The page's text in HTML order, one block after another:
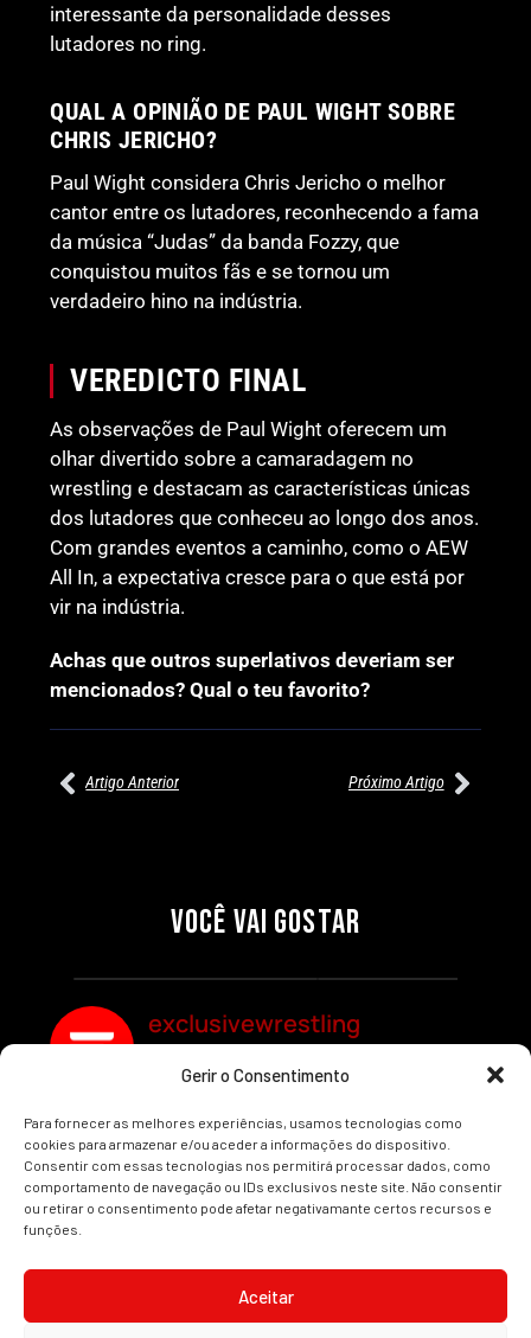
Gerir o Consentimento
Para fornecer as melhores experiências, usamos tecnologias como
cookies para armazenar e/ou aceder a informações do dispositivo.
Consentir com essas tecnologias nos permitirá processar dados, como
comportamento de navegação ou IDs exclusivos neste site. Não consentir
ou retirar o consentimento pode afetar negativamante certos recursos e
funções.
Aceitar
interessante da personalidade desses
lutadores no ring.
QUAL A OPINIÃO DE PAUL WIGHT SOBRE
CHRIS JERICHO?
Paul Wight considera Chris Jericho o melhor
cantor entre os lutadores, reconhecendo a fama
da música “Judas” da banda Fozzy, que
conquistou muitos fãs e se tornou um
verdadeiro hino na indústria.
VEREDICTO FINAL
As observações de Paul Wight oferecem um
olhar divertido sobre a camaradagem no
wrestling e destacam as características únicas
dos lutadores que conheceu ao longo dos anos.
Com grandes eventos a caminho, como o AEW
All In, a expectativa cresce para o que está por
vir na indústria.
Achas que outros superlativos deveriam ser
mencionados? Qual o teu favorito?
Artigo Anterior Próximo Artigo
VOCÊ VAI GOSTAR
SEGMENTOS A NÃO PERDER
Por exclusivewrestling
MUNDIAL FEMININO NA AEW
REDEMPTION
Por exclusivewrestling
exclusivewrestling
Ver mais Artigos